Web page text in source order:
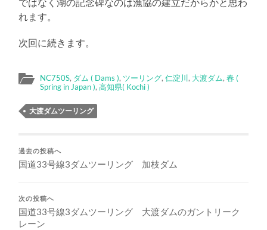
れます。
次回に続きます。
NC750S, ダム ( Dams ), ツーリング,仁淀川, 大渡ダム,春 (
Spring in Japan ),高知県( Kochi )
大渡ダムツーリング
過去の投稿へ
国道33号線3ダムツーリング 加枝ダム
次の投稿へ
国道33号線3ダムツーリング 大渡ダムのガントリーク
レーン